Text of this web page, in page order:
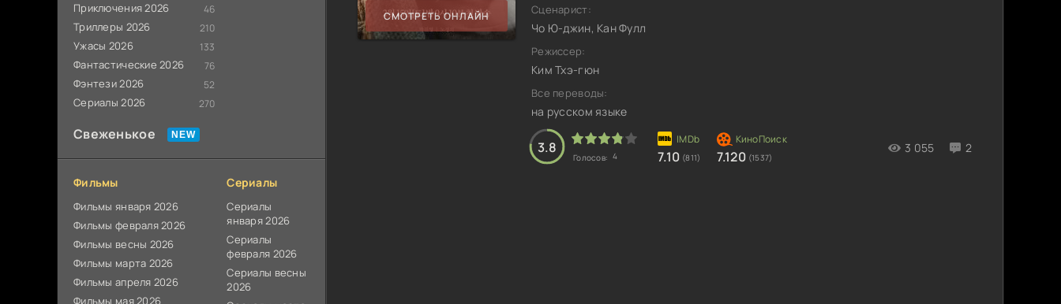
Приключения 2026 46
Триллеры 2026 210
Ужасы 2026 133
Фантастические 2026 76
Фэнтези 2026 52
Сериалы 2026 270
Свеженькое
Фильмы
Фильмы января 2026
Фильмы февраля 2026
Фильмы весны 2026
Фильмы марта 2026
Фильмы апреля 2026
Фильмы мая 2026
Сериалы
Сериалы
января 2026
Сериалы
февраля 2026
Сериалы весны
2026
СМОТРЕТЬ ОНЛАЙН Сценарист:
Чо Ю-джин, Кан Фулл
Режиссер:
Ким Тхэ-гюн
Все переводы:
на русском языке
3.8
Голосов: 4 7.10 (811) 7.120 (1537)
3 055 2